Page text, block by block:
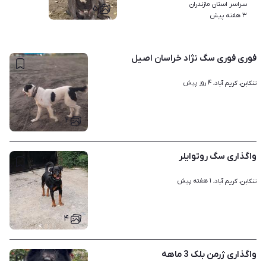
۵
سراسر استان مازندران
۳ هفته پیش
۲
فوری فوری سگ نژاد خراسان اصیل
تنکابن، کریم آباد، ۴ روز پیش
۴
واگذاری سگ روتوایلر
تنکابن، کریم آباد، ۱ هفته پیش
واگذاری ژرمن بلک 3 ماهه